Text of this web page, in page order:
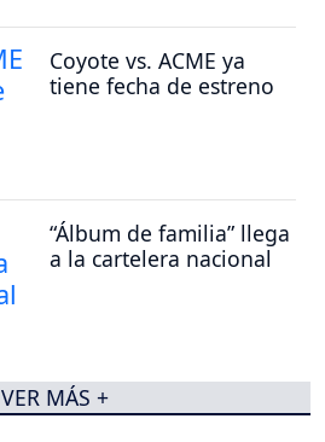
Coyote vs. ACME ya
tiene fecha de estreno
“Álbum de familia” llega
a la cartelera nacional
VER MÁS +